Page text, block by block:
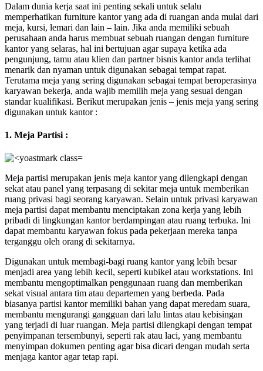
Dalam dunia kerja saat ini penting sekali untuk selalu
memperhatikan furniture kantor yang ada di ruangan anda mulai dari
meja, kursi, lemari dan lain – lain. Jika anda memiliki sebuah
perusahaan anda harus membuat sebuah ruangan dengan furniture
kantor yang selaras, hal ini bertujuan agar supaya ketika ada
pengunjung, tamu atau klien dan partner bisnis kantor anda terlihat
menarik dan nyaman untuk digunakan sebagai tempat rapat.
Terutama meja yang sering digunakan sebagai tempat beroperasinya
karyawan bekerja, anda wajib memilih meja yang sesuai dengan
standar kualifikasi. Berikut merupakan jenis – jenis meja yang sering
digunakan untuk kantor :
1. Meja Partisi :
Meja partisi merupakan jenis meja kantor yang dilengkapi dengan
sekat atau panel yang terpasang di sekitar meja untuk memberikan
ruang privasi bagi seorang karyawan. Selain untuk privasi karyawan
meja partisi dapat membantu menciptakan zona kerja yang lebih
pribadi di lingkungan kantor berdampingan atau ruang terbuka. Ini
dapat membantu karyawan fokus pada pekerjaan mereka tanpa
terganggu oleh orang di sekitarnya.
Digunakan untuk membagi-bagi ruang kantor yang lebih besar
menjadi area yang lebih kecil, seperti kubikel atau workstations. Ini
membantu mengoptimalkan penggunaan ruang dan memberikan
sekat visual antara tim atau departemen yang berbeda. Pada
biasanya partisi kantor memiliki bahan yang dapat meredam suara,
membantu mengurangi gangguan dari lalu lintas atau kebisingan
yang terjadi di luar ruangan. Meja partisi dilengkapi dengan tempat
penyimpanan tersembunyi, seperti rak atau laci, yang membantu
menyimpan dokumen penting agar bisa dicari dengan mudah serta
menjaga kantor agar tetap rapi.